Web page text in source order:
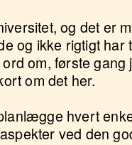
og det er
og ikke rigtigt
om, første gang
om det her.
hvert
ved den